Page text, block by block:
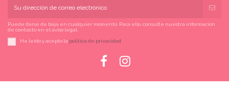
Puede darse de baja en cualquier momento. Para ello, consulte nuestra información
de contacto en el aviso legal.
He leído y acepto la política de privacidad